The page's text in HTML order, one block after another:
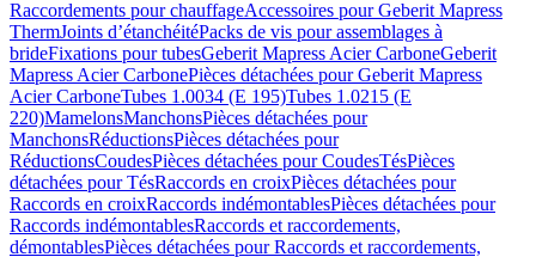
Raccordements pour chauffageAccessoires pour Geberit Mapress
ThermJoints d’étanchéitéPacks de vis pour assemblages à
brideFixations pour tubesGeberit Mapress Acier CarboneGeberit
Mapress Acier CarbonePièces détachées pour Geberit Mapress
Acier CarboneTubes 1.0034 (E 195)Tubes 1.0215 (E
220)MamelonsManchonsPièces détachées pour
ManchonsRéductionsPièces détachées pour
RéductionsCoudesPièces détachées pour CoudesTésPièces
détachées pour TésRaccords en croixPièces détachées pour
Raccords en croixRaccords indémontablesPièces détachées pour
Raccords indémontablesRaccords et raccordements,
démontablesPièces détachées pour Raccords et raccordements,